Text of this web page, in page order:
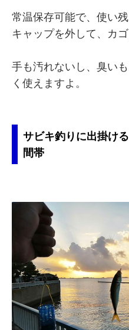
常温保存可能で、使い残
キャップを外して、カ
手も汚れないし、臭い
く使えますよ。
サビキ釣りに出掛け
間帯